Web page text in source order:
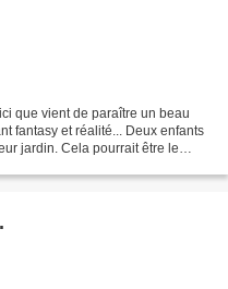
que vient de paraître un beau
fantasy et réalité... Deux enfants
jardin. Cela pourrait être le